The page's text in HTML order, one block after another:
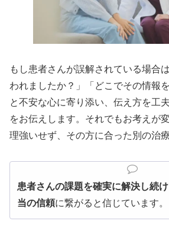
もし患者さんが誤解されている場合
われましたか？」「どこでその情報
と不安な心に寄り添い、伝え方を工
をお伝えします。それでもお考えが
理強いせず、その方に合った別の治
患者さんの課題を確実に解決し続
当の信頼に繋がると信じています。